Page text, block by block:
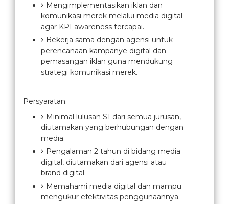
Mengimplementasikan iklan dan
komunikasi merek melalui media digital
agar KPI awareness tercapai.
Bekerja sama dengan agensi untuk
perencanaan kampanye digital dan
pemasangan iklan guna mendukung
strategi komunikasi merek.
Persyaratan:
Minimal lulusan S1 dari semua jurusan,
diutamakan yang berhubungan dengan
media.
Pengalaman 2 tahun di bidang media
digital, diutamakan dari agensi atau
brand digital.
Memahami media digital dan mampu
mengukur efektivitas penggunaannya.